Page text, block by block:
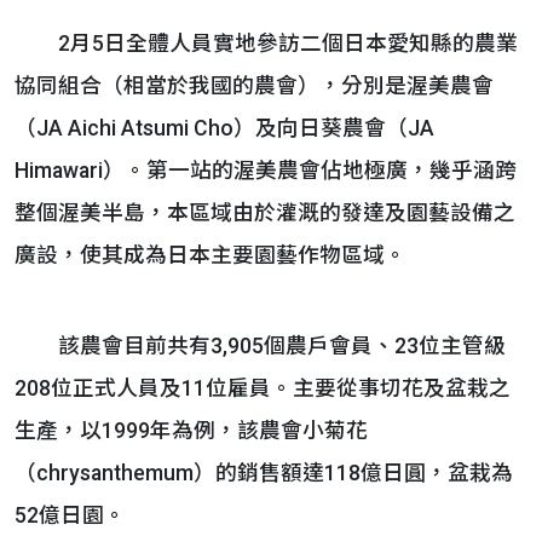
2月5日全體人員實地參訪二個日本愛知縣的農業
協同組合（相當於我國的農會），分別是渥美農會
（JA Aichi Atsumi Cho）及向日葵農會（JA
Himawari）。第一站的渥美農會佔地極廣，幾乎涵跨
整個渥美半島，本區域由於灌溉的發達及園藝設備之
廣設，使其成為日本主要園藝作物區域。
該農會目前共有3,905個農戶會員、23位主管級
208位正式人員及11位雇員。主要從事切花及盆栽之
生產，以1999年為例，該農會小菊花
（chrysanthemum）的銷售額達118億日圓，盆栽為
52億日園。